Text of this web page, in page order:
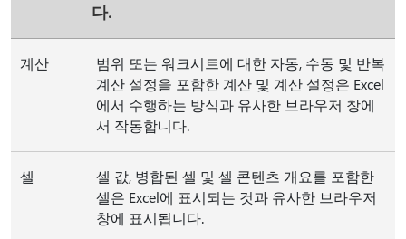
다.
계산
범위 또는 워크시트에 대한 자동, 수동 및 반복
계산 설정을 포함한 계산 및 계산 설정은 Excel
에서 수행하는 방식과 유사한 브라우저 창에
서 작동합니다.
셀
셀 값, 병합된 셀 및 셀 콘텐츠 개요를 포함한
셀은 Excel에 표시되는 것과 유사한 브라우저
창에 표시됩니다.